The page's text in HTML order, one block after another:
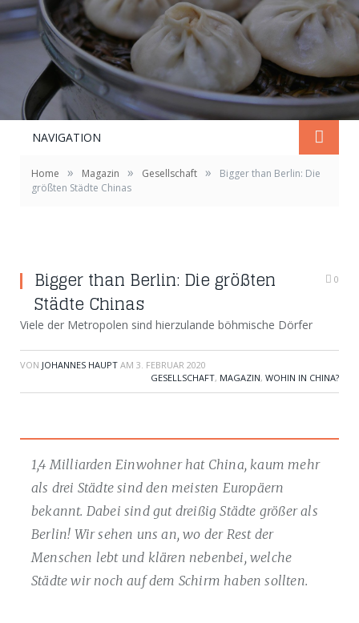
NAVIGATION
Home » Magazin » Gesellschaft »
Bigger than Berlin: Die
größten Städte Chinas
Bigger than Berlin: Die größten
Städte Chinas
0
Viele der Metropolen sind hierzulande böhmische Dörfer
VON JOHANNES HAUPT AM 3. FEBRUAR 2020
GESELLSCHAFT, MAGAZIN, WOHIN IN CHINA?
1,4 Milliarden Einwohner hat China, kaum mehr
als drei Städte sind den meisten Europäern
bekannt. Dabei sind gut dreißig Städte größer als
Berlin! Wir sehen uns an, wo der Rest der
Menschen lebt und klären nebenbei, welche
Städte wir noch auf dem Schirm haben sollten.